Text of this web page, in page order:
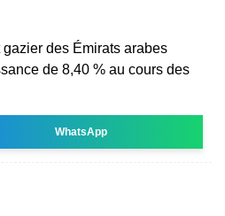
des Émirats arabes
de 8,40 % au cours des
WhatsApp